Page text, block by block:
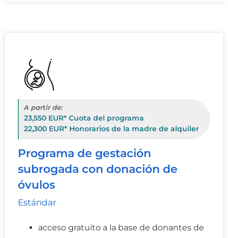
A partir de:
23,550 EUR* Cuota del programa
22,300 EUR* Honorarios de la madre de alquiler
Programa de gestación
subrogada con donación de
óvulos
Estándar
acceso gratuito a la base de donantes de